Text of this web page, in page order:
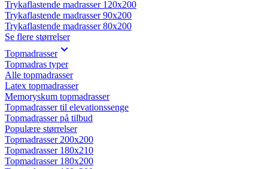
Trykaflastende madrasser 120x200
Trykaflastende madrasser 90x200
Trykaflastende madrasser 80x200
Se flere størrelser
Topmadrasser
Topmadras typer
Alle topmadrasser
Latex topmadrasser
Memoryskum topmadrasser
Topmadrasser til elevationssenge
Topmadrasser på tilbud
Populære størrelser
Topmadrasser 200x200
Topmadrasser 180x210
Topmadrasser 180x200